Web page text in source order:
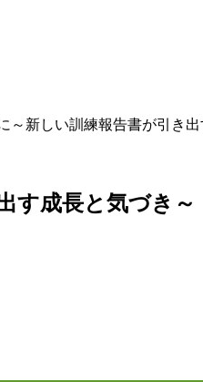
～新しい訓練報告書が引き
す成長と気づき～